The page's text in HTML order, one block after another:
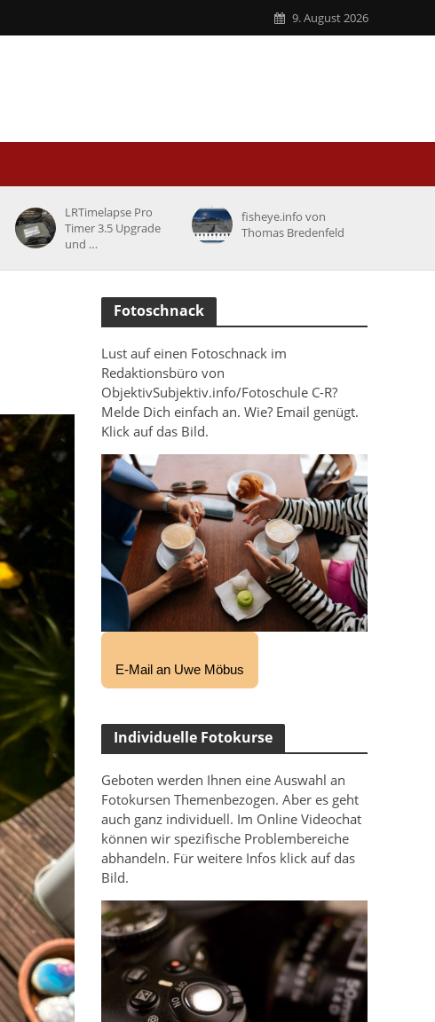
9. August 2026
LRTimelapse Pro
Timer 3.5 Upgrade
und …
fisheye.info von
Thomas Bredenfeld
Fotoschnack
Lust auf einen Fotoschnack im
Redaktionsbüro von
ObjektivSubjektiv.info/Fotoschule C-R?
Melde Dich einfach an. Wie? Email genügt.
Klick auf das Bild.
E-Mail an Uwe Möbus
Individuelle Fotokurse
Geboten werden Ihnen eine Auswahl an
Fotokursen Themenbezogen. Aber es geht
auch ganz individuell. Im Online Videochat
können wir spezifische Problembereiche
abhandeln. Für weitere Infos klick auf das
Bild.